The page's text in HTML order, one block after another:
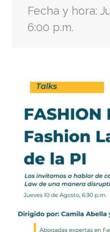
Fecha y hora:
6:00 p.m.